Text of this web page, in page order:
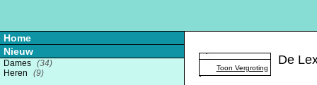
Home
Nieuw
Dames (34)
Heren
(9)
Toon Vergroting
De